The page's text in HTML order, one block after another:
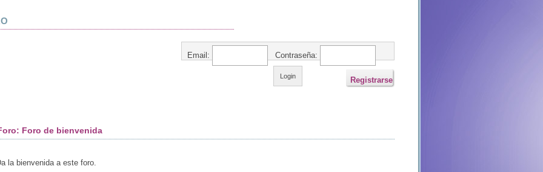
Email: Contraseña:
Registrarse
Foro de bienvenida
la bienvenida a este foro.